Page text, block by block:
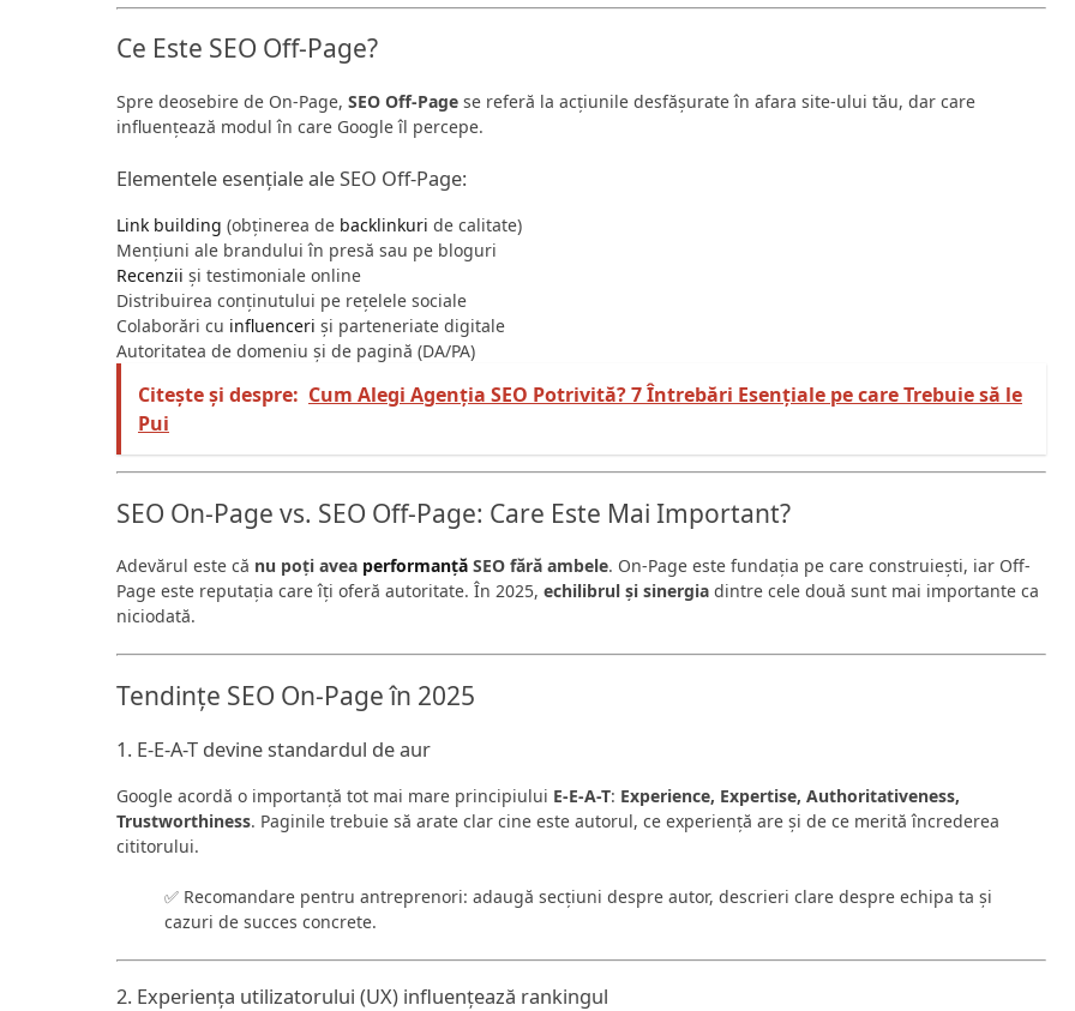
Ce Este SEO Off-Page?
Spre deosebire de On-Page, SEO Off-Page se referă la acțiunile desfășurate în afara site-ului tău, dar care
influențează modul în care Google îl percepe.
Elementele esențiale ale SEO Off-Page:
Link building (obținerea de backlinkuri de calitate)
Mențiuni ale brandului în presă sau pe bloguri
Recenzii și testimoniale online
Distribuirea conținutului pe rețelele sociale
Colaborări cu influenceri și parteneriate digitale
Autoritatea de domeniu și de pagină (DA/PA)
Citește și despre: Cum Alegi Agenția SEO Potrivită? 7 Întrebări Esențiale pe care Trebuie să le
Pui
SEO On-Page vs. SEO Off-Page: Care Este Mai Important?
Adevărul este că nu poți avea performanță SEO fără ambele. On-Page este fundația pe care construiești, iar Off-
Page este reputația care îți oferă autoritate. În 2025, echilibrul și sinergia dintre cele două sunt mai importante ca
niciodată.
Tendințe SEO On-Page în 2025
1. E-E-A-T devine standardul de aur
Google acordă o importanță tot mai mare principiului E-E-A-T: Experience, Expertise, Authoritativeness,
Trustworthiness. Paginile trebuie să arate clar cine este autorul, ce experiență are și de ce merită încrederea
cititorului.
✅ Recomandare pentru antreprenori: adaugă secțiuni despre autor, descrieri clare despre echipa ta și
cazuri de succes concrete.
2. Experiența utilizatorului (UX) influențează rankingul